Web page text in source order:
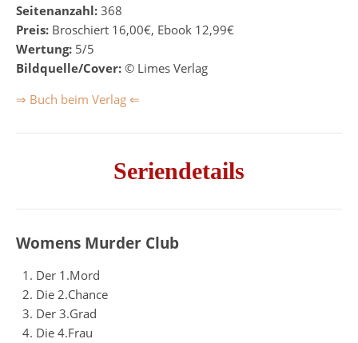
Seitenanzahl: 368
Preis: Broschiert 16,00€, Ebook 12,99€
Wertung: 5/5
Bildquelle/Cover: © Limes Verlag
⇒ Buch beim Verlag ⇐
Seriendetails
Womens Murder Club
Der 1.Mord
Die 2.Chance
Der 3.Grad
Die 4.Frau